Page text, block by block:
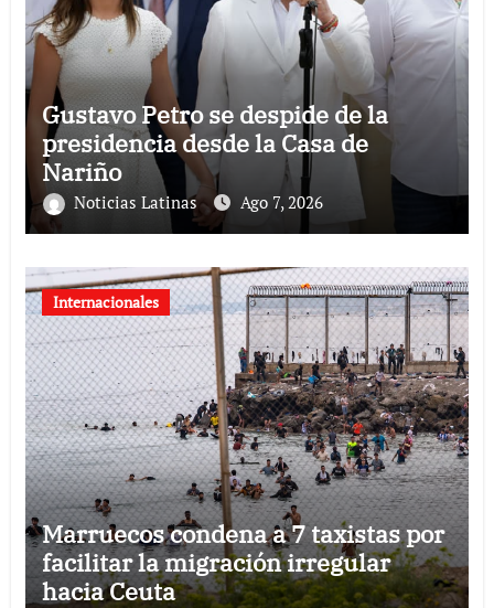
Gustavo Petro se despide de la
presidencia desde la Casa de
Nariño
Noticias Latinas Ago 7, 2026
Internacionales
Marruecos condena a 7 taxistas por
facilitar la migración irregular
hacia Ceuta